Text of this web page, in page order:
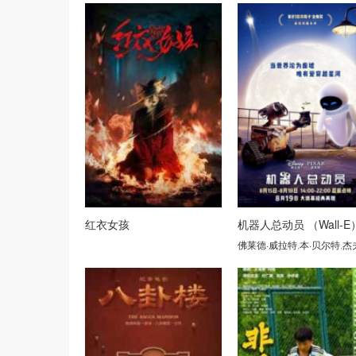
红衣女孩 机器人总动员 （Wall-E
佛莱德·威拉特,本·贝尔特,杰夫·